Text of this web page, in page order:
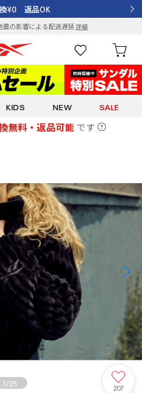
¥0 返品OK
震の影響による配送遅延詳細
KIDS NEW SALE
無料・返品可能 です
1/25 207